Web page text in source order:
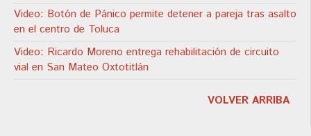
Video: Botón de Pánico permite detener a pareja tras asalto
en el centro de Toluca
Video: Ricardo Moreno entrega rehabilitación de circuito
vial en San Mateo Oxtotitlán
VOLVER ARRIBA